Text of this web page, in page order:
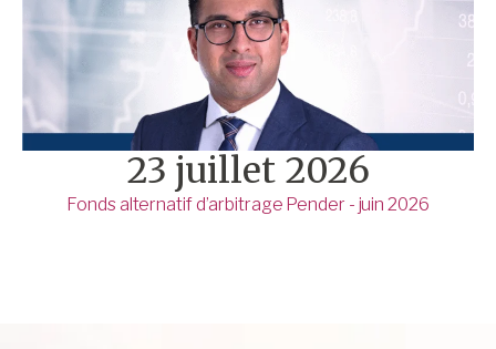
23 juillet 2026
Fonds alternatif d’arbitrage Pender - juin 2026